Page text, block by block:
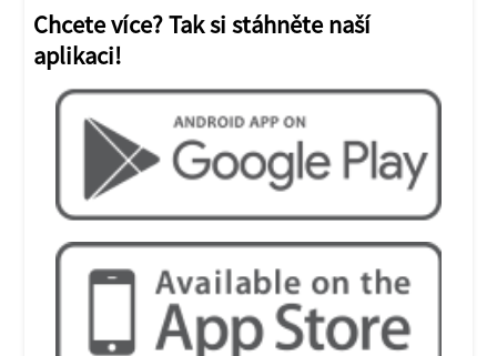
Chcete více? Tak si stáhněte naší
aplikaci!